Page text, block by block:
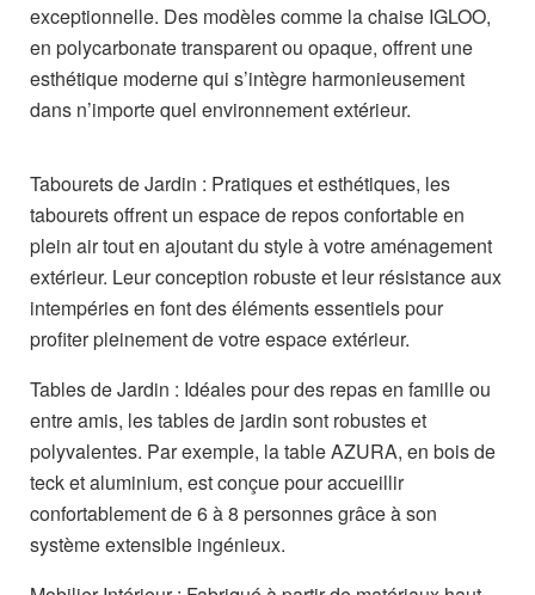
exceptionnelle. Des modèles comme la chaise IGLOO,
en polycarbonate transparent ou opaque, offrent une
esthétique moderne qui s’intègre harmonieusement
dans n’importe quel environnement extérieur.
Tabourets de Jardin : Pratiques et esthétiques, les
tabourets offrent un espace de repos confortable en
plein air tout en ajoutant du style à votre aménagement
extérieur. Leur conception robuste et leur résistance aux
intempéries en font des éléments essentiels pour
profiter pleinement de votre espace extérieur.
Tables de Jardin : Idéales pour des repas en famille ou
entre amis, les tables de jardin sont robustes et
polyvalentes. Par exemple, la table AZURA, en bois de
teck et aluminium, est conçue pour accueillir
confortablement de 6 à 8 personnes grâce à son
système extensible ingénieux.